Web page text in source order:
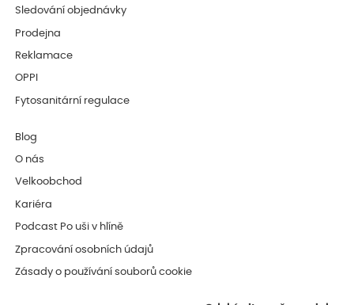
Sledování objednávky
Prodejna
Reklamace
OPPI
Fytosanitární regulace
Blog
O nás
Velkoobchod
Kariéra
Podcast Po uši v hlíně
Zpracování osobních údajů
Zásady o používání souborů cookie